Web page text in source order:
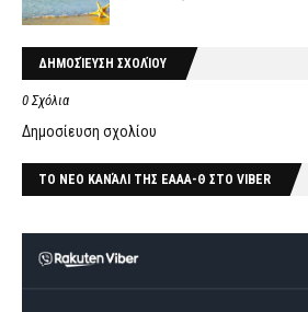
ΔΗΜΟΣΊΕΥΣΗ ΣΧΟΛΊΟΥ
0 Σχόλια
Δημοσίευση σχολίου
ΤΟ ΝΕΟ ΚΑΝΆΛΙ ΤΗΣ ΕΑΑΑ-Θ ΣΤΟ VIBER